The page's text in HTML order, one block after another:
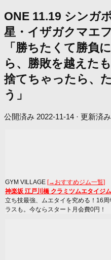
ONE 11.19 シンガ
星・イザガクマエ
「勝ちたくて勝負
ら、勝敗を越えた
捨てちゃったら、
う」
公開済み 2022-11-14 · 更新済み
GYM VILLAGE [→おすすめジム一覧]
神楽坂 江戸川橋 クラミツムエタイジム
立ち技最強、ムエタイを究める！16
ラスも。今ならスタート月会費0円！